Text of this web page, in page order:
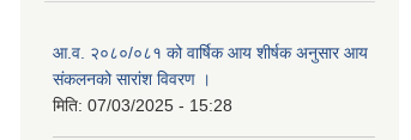
आ.व. २०८०/०८१ को वार्षिक आय शीर्षक अनुसार आय
संकलनको सारांश विवरण ।
मिति: 07/03/2025 - 15:28